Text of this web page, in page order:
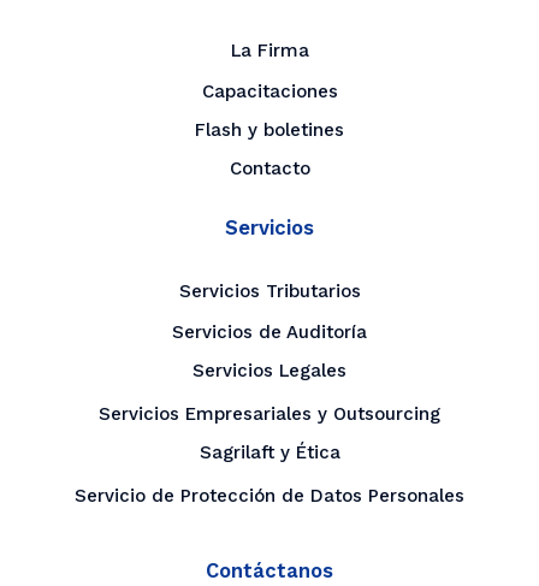
La Firma
Capacitaciones
Flash y boletines
Contacto
Servicios
Servicios Tributarios
Servicios de Auditoría
Servicios Legales
Servicios Empresariales y Outsourcing
Sagrilaft y Ética
Servicio de Protección de Datos Personales
Contáctanos